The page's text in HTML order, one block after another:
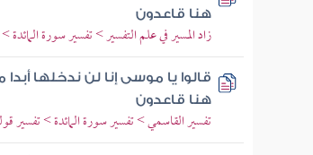
هنا قاعدون
زاد المسير في علم التفسير > تفسير سورة المائدة
قالوا يا موسى إنا لن ندخلها
هنا قاعدون
تفسير القاسمي > تفسير سورة المائدة > تفسير